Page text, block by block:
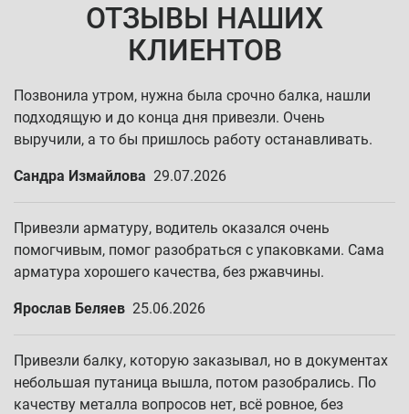
ОТЗЫВЫ НАШИХ
КЛИЕНТОВ
Позвонила утром, нужна была срочно балка, нашли
подходящую и до конца дня привезли. Очень
выручили, а то бы пришлось работу останавливать.
Сандра Измайлова 29.07.2026
Привезли арматуру, водитель оказался очень
помогчивым, помог разобраться с упаковками. Сама
арматура хорошего качества, без ржавчины.
Ярослав Беляев 25.06.2026
Привезли балку, которую заказывал, но в документах
небольшая путаница вышла, потом разобрались. По
качеству металла вопросов нет, всё ровное, без